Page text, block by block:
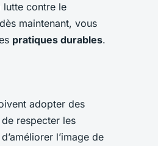
lutte contre le
maintenant, vous
pratiques durables.
adopter des
respecter les
l’image de